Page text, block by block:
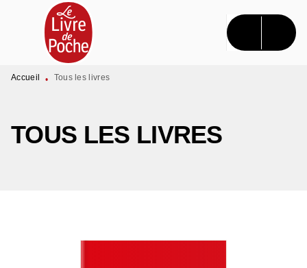
MENU RECHERCHE CONTENU
PIED DE PAGE
Accueil • Tous les livres
TOUS LES LIVRES